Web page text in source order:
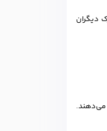
دیگران
عادی را پوشش می‌دهند.